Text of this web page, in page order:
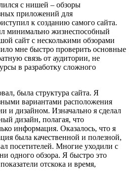
с нишей – обзоры
приложений для
к созданию самого сайта.
минимально жизнеспособный
сайт с несколькими обзорами
мне быстро проверить основные
связь от аудитории, не
в разработку сложного
была структура сайта. Я
вариантами расположения
и дизайном. Изначально я сделал
дизайн, полагая, что
информация. Оказалось, что я
была качественной и полезной,
посетителей. Многие уходили с
одного обзора. Я быстро это
отскока и время,